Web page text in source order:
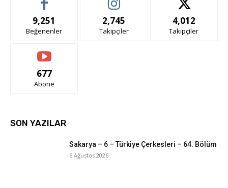
9,251
Beğenenler
2,745
Takipçiler
4,012
Takipçiler
677
Abone
SON YAZILAR
Sakarya – 6 – Türkiye Çerkesleri – 64. Bölüm
6 Ağustos 2026